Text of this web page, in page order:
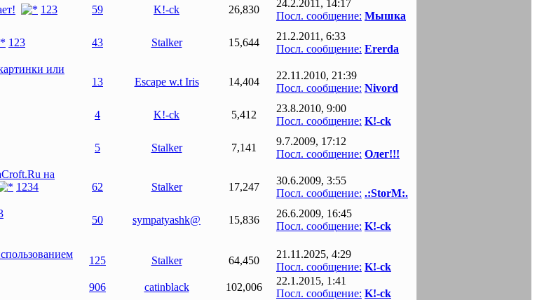
1 23 59 K!-ck 26,830
24.2.2011, 14:17
Посл. сообщение: Мышка
1 23 43 Stalker 15,644
21.2.2011, 6:33
Посл. сообщение: Ererda
или
13 Escape w.t Iris 14,404
22.11.2010, 21:39
Посл. сообщение: Nivord
4 K!-ck 5,412
23.8.2010, 9:00
Посл. сообщение: K!-ck
5 Stalker 7,141
9.7.2009, 17:12
Посл. сообщение: Олег!!!
на
1 234
62 Stalker 17,247
30.6.2009, 3:55
Посл. сообщение: .:StorM:.
50 sympatyashk@ 15,836
26.6.2009, 16:45
Посл. сообщение: K!-ck
125 Stalker 64,450
21.11.2025, 4:29
Посл. сообщение: K!-ck
906 catinblack 102,006
22.1.2015, 1:41
Посл. сообщение: K!-ck